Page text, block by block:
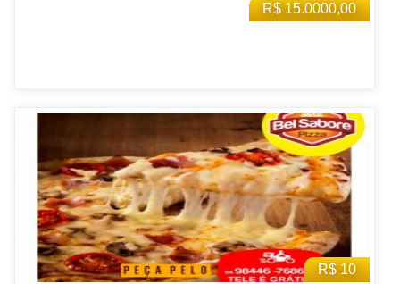
R$ 15.0000,00
R$ 10